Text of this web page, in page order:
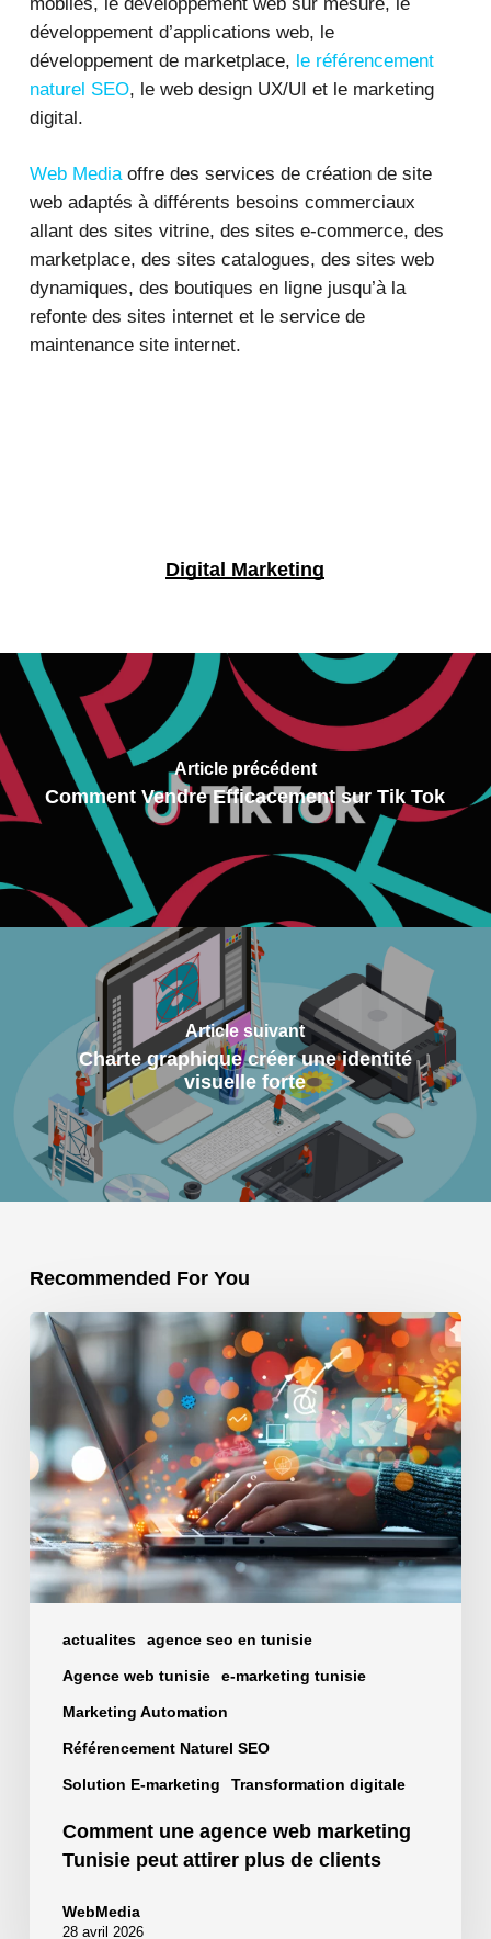
développement d’applications web, le
développement de marketplace, le référencement
naturel SEO, le web design UX/UI et le marketing
digital.
Web Mediaoffre des services de création de site
web adaptés à différents besoins commerciaux
allant des sites vitrine, des sites e-commerce, des
marketplace, des sites catalogues, des sites web
dynamiques, des boutiques en ligne jusqu’à la
refonte des sites internet et le service de
maintenance site internet.
Digital Marketing
Article précédent
Comment Vendre Efficacement sur Tik Tok
Article suivant
Charte graphique créer une identité
visuelle forte
Recommended For You
actualites agence seo en tunisie
Agence web tunisie e-marketing tunisie
Marketing Automation
Référencement Naturel SEO
Solution E-marketing Transformation digitale
Comment
une
agence
marketing
Tunisie
peut
attirer
plus
de
clients
Comment une agence web marketing
Tunisie peut attirer plus de clients
WebMedia
28 avril 2026